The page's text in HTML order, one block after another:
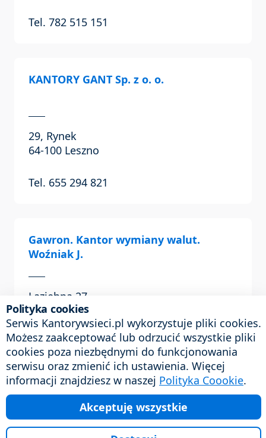
Tel. 782 515 151
KANTORY GANT Sp. z o. o.
29, Rynek
64-100 Leszno
Tel. 655 294 821
Gawron. Kantor wymiany walut.
Woźniak J.
Łaziebna 27
64-100 Leszno
Tel. 655 299 667
Euro. Kantor wymiany walut
Polityka cookies
Serwis Kantorywsieci.pl wykorzystuje pliki cookies.
Możesz zaakceptować lub odrzucić wszystkie pliki
cookies poza niezbędnymi do funkcjonowania
serwisu oraz zmienić ich ustawienia. Więcej
informacji znajdziesz w naszej Polityka Coookie.
Akceptuję wszystkie